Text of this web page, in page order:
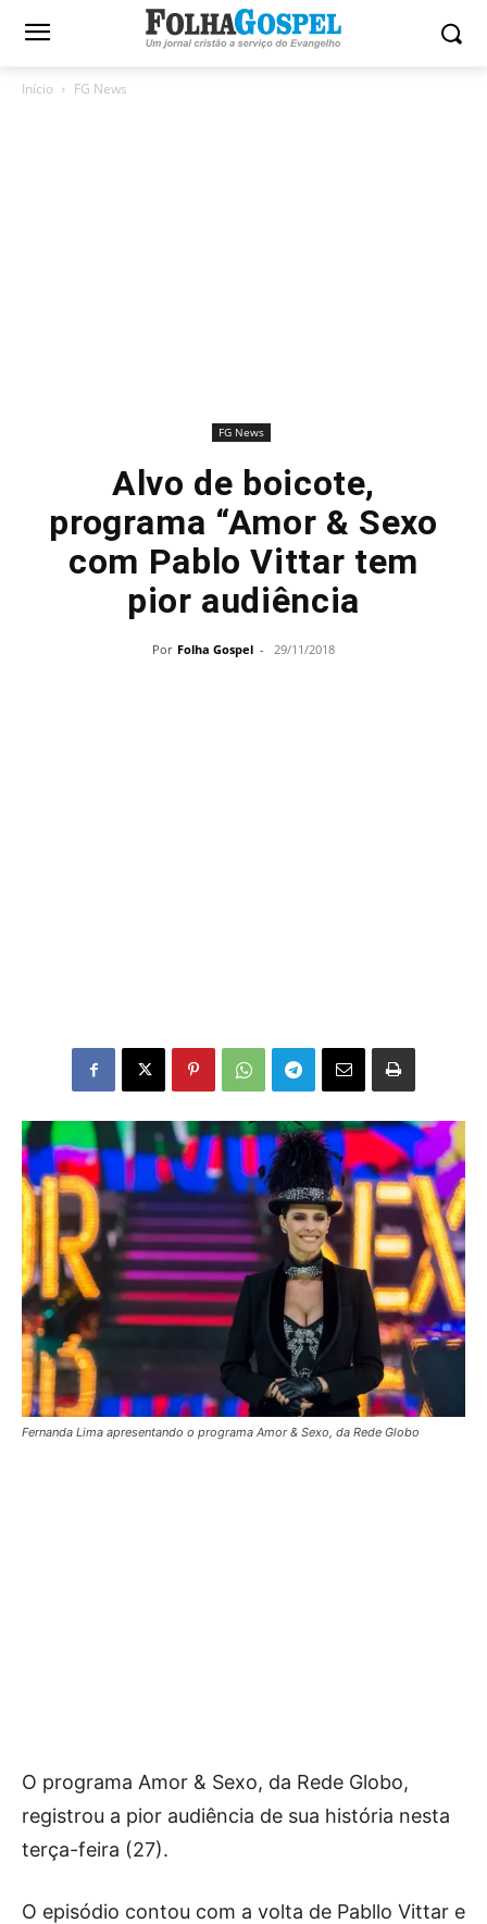
Início FG News
FG News
Alvo de boicote,
programa “Amor & Sexo
com Pablo Vittar tem
pior audiência
Por Folha Gospel - 29/11/2018
Fernanda Lima apresentando o programa Amor & Sexo, da Rede Globo
O programa Amor & Sexo, da Rede Globo,
registrou a pior audiência de sua história nesta
terça-feira (27).
O episódio contou com a volta de Pabllo Vittar e